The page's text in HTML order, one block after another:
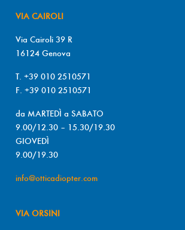
VIA CAIROLI
Via Cairoli 39 R
16124 Genova
T. +39 010 2510571
F. +39 010 2510571
da MARTEDÌ a SABATO
9.00/12.30 – 15.30/19.30
GIOVEDÌ
9.00/19.30
info@otticadiopter.com
VIA ORSINI